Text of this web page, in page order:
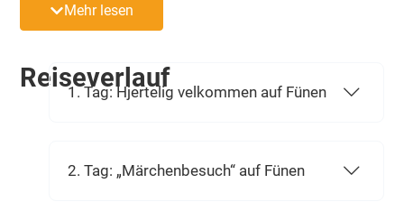
Mehr lesen
Reiseverlauf
1. Tag: Hjertelig velkommen auf Fünen
2. Tag: „Märchenbesuch“ auf Fünen